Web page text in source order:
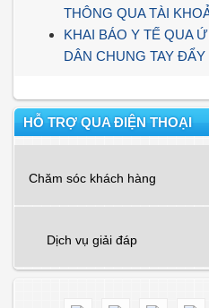
THÔNG QUA TÀI
KHAI BÁO Y TẾ QUA
DÂN CHUNG TAY
HỖ TRỢ QUA ĐIỆN THOẠI
Chăm sóc khách hàng
Dịch vụ giải đáp